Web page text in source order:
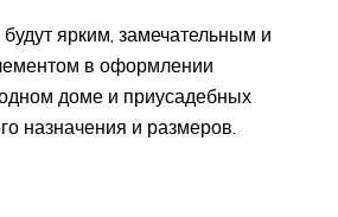
ярким, замечательным и
в оформлении
доме и приусадебных
назначения и размеров.